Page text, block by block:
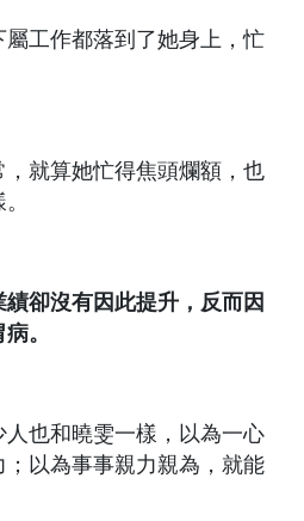
工作都落到了她身上，忙
就算她忙得焦頭爛額，也
卻沒有因此提升，反而因
。
也和曉雯一樣，以為一心
以為事事親力親為，就能